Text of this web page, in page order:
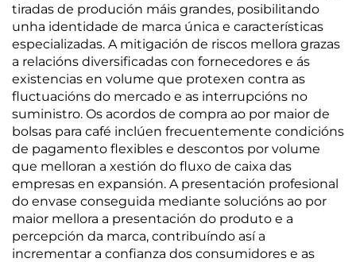
tiradas de produción máis grandes, posibilitando
unha identidade de marca única e características
especializadas. A mitigación de riscos mellora grazas
a relacións diversificadas con fornecedores e ás
existencias en volume que protexen contra as
fluctuacións do mercado e as interrupcións no
suministro. Os acordos de compra ao por maior de
bolsas para café inclúen frecuentemente condicións
de pagamento flexibles e descontos por volume
que melloran a xestión do fluxo de caixa das
empresas en expansión. A presentación profesional
do envase conseguida mediante solucións ao por
maior mellora a presentación do produto e a
percepción da marca, contribuíndo así a
incrementar a confianza dos consumidores e as